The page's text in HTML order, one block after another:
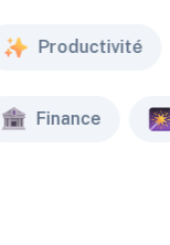
Productivité
Finance